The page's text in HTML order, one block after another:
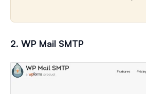
2. WP Mail SMTP